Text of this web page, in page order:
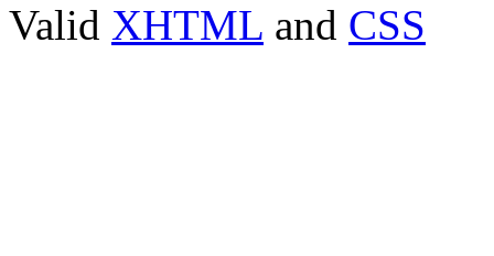
Valid XHTML and CSS